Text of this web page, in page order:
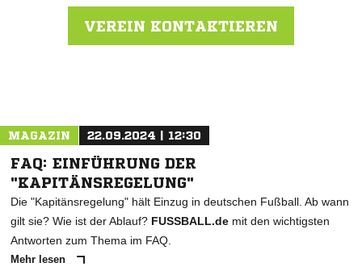
VEREIN KONTAKTIEREN
MAGAZIN 22.09.2024 | 12:30
FAQ: EINFÜHRUNG DER
"KAPITÄNSREGELUNG"
Die "Kapitänsregelung" hält Einzug in deutschen Fußball. Ab wann
gilt sie? Wie ist der Ablauf? FUSSBALL.de mit den wichtigsten
Antworten zum Thema im FAQ.
Mehr lesen